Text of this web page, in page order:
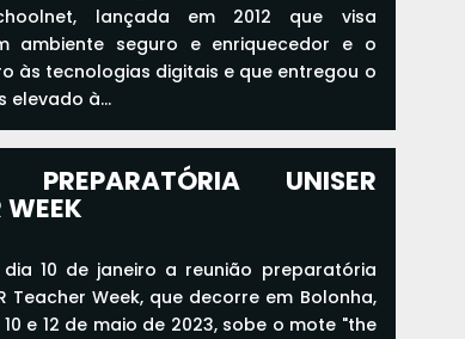
lançada em 2012 que visa
ambiente seguro e enriquecedor e o
às tecnologias digitais e que entregou o
elevado à...
PREPARATÓRIA UNISER
WEEK
10 de janeiro a reunião preparatória
Teacher Week, que decorre em Bolonha,
e 12 de maio de 2023, sobe o mote "the